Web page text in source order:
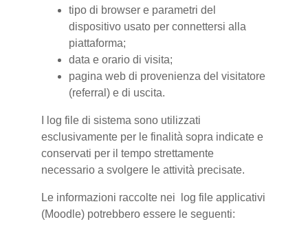
tipo di browser e parametri del
dispositivo usato per connettersi alla
piattaforma;
data e orario di visita;
pagina web di provenienza del visitatore
(referral) e di uscita.
I log file di sistema sono utilizzati
esclusivamente per le finalità sopra indicate e
conservati per il tempo strettamente
necessario a svolgere le attività precisate.
Le informazioni raccolte nei log file applicativi
(Moodle) potrebbero essere le seguenti: